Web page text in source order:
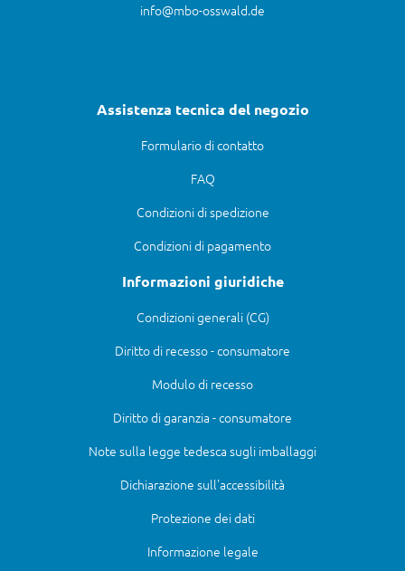
info@mbo-osswald.de
Assistenza tecnica del negozio
Formulario di contatto
FAQ
Condizioni di spedizione
Condizioni di pagamento
Informazioni giuridiche
Condizioni generali (CG)
Diritto di recesso - consumatore
Modulo di recesso
Diritto di garanzia - consumatore
Note sulla legge tedesca sugli imballaggi
Dichiarazione sull'accessibilità
Protezione dei dati
Informazione legale